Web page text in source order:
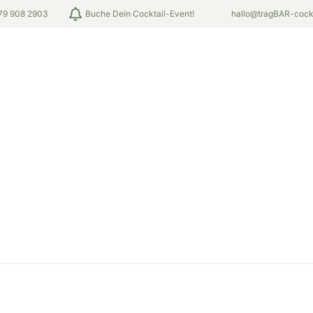
908 2903 Buche Dein Cocktail-Event! hallo@tragBAR-